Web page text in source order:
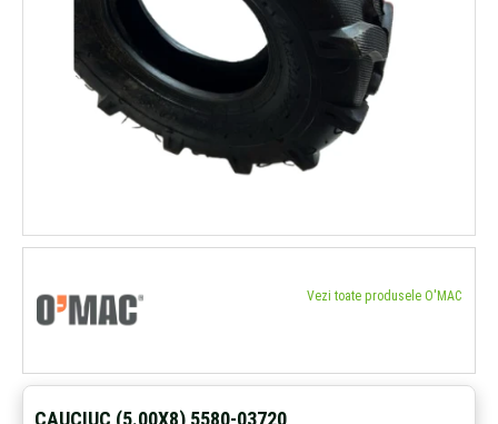
Vezi toate produsele O'MAC
CAUCIUC (5.00X8) 5580-03720